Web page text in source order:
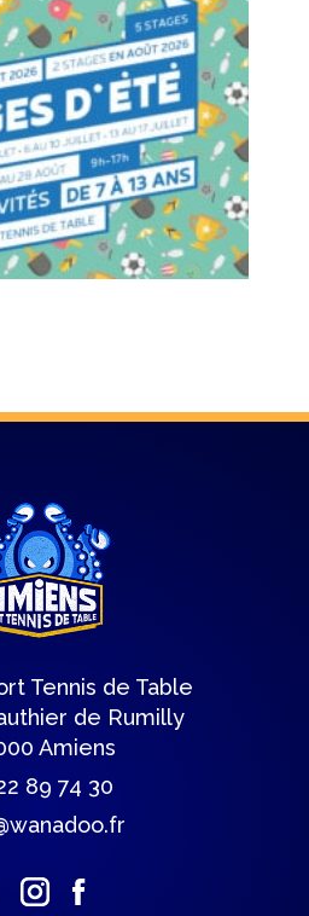
Tennis de Table
de Rumilly
Amiens
89 74 30